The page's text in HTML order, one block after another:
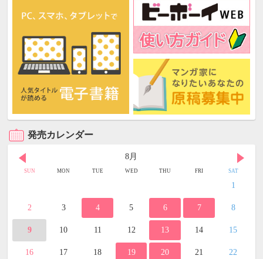
発売カレンダー
8月
SUN MON TUE WED THU FRI SAT
1
2 3 4 5 6 7 8
9 10 11 12 13 14 15
16 17 18 19 20 21 22